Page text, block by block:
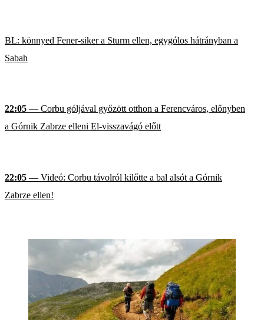
BL: könnyed Fener-siker a Sturm ellen, egygólos hátrányban a
Sabah
22:05 — Corbu góljával győzött otthon a Ferencváros, előnyben
a Górnik Zabrze elleni El-visszavágó előtt
22:05 — Videó: Corbu távolról kilőtte a bal alsót a Górnik
Zabrze ellen!